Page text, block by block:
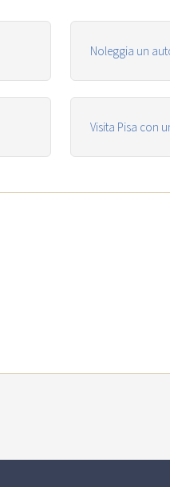
Noleggia un
Visita Pisa con